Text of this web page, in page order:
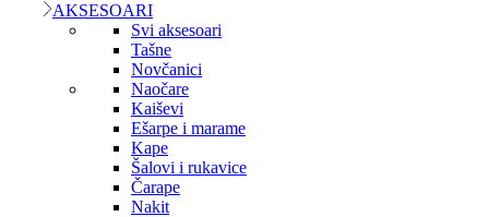
AKSESOARI
Svi aksesoari
Tašne
Novčanici
Naočare
Kaiševi
Ešarpe i marame
Kape
Šalovi i rukavice
Čarape
Nakit